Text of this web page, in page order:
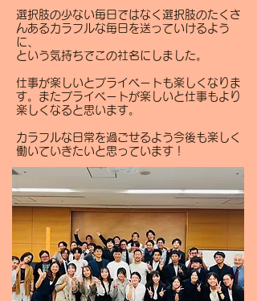
選択肢の少ない毎日ではなく選択肢のたくさ
んあるカラフルな毎日を送っていけるよう
に、
という気持ちでこの社名にしました。
仕事が楽しいとプライベートも楽しくなりま
す。またプライベートが楽しいと仕事もより
楽しくなると思います。
​カラフルな日常を過ごせるよう今後も楽しく
働いていきたいと思っています！